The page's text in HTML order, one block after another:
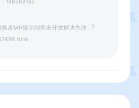
188588162
换皮MH提示地图未开放解决办法